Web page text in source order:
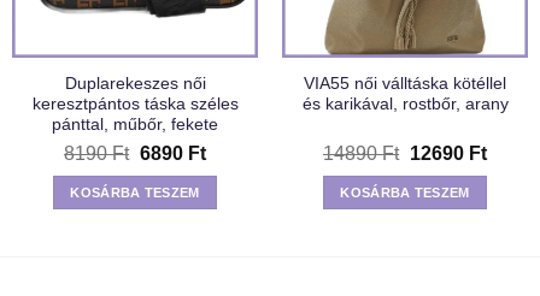
Duplarekeszes női
keresztpántos táska széles
pánttal, műbőr, fekete
8190Ft Original
price
was:
8190 Ft.
6890 FtCurrent
price
6890 Ft.
KOSÁRBA TESZEM
VIA55 női válltáska kötéllel
és karikával, rostbőr, arany
14890Ft Original
price
was:
14890 Ft.
12690 Ft
price
KOSÁRBA TESZEM